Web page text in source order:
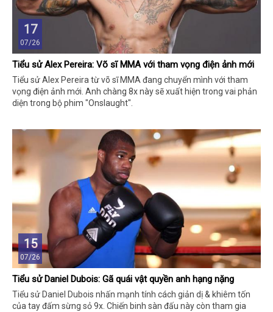
17
07/26
Tiểu sử Alex Pereira: Võ sĩ MMA với tham vọng điện ảnh mới
Tiểu sử Alex Pereira từ võ sĩ MMA đang chuyển mình với tham
vọng điện ảnh mới. Anh chàng 8x này sẽ xuất hiện trong vai phản
diện trong bộ phim "Onslaught".
15
07/26
Tiểu sử Daniel Dubois: Gã quái vật quyền anh hạng nặng
Tiểu sử Daniel Dubois nhấn mạnh tính cách giản dị & khiêm tốn
của tay đấm sừng sỏ 9x. Chiến binh sàn đấu này còn tham gia